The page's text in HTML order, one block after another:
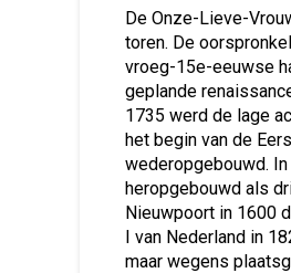
De Onze-Lieve-
toren. De
vroeg-15e-eeuwse
geplande
1735 werd de lage
het begin van de
wederopgebouwd.
heropgebouwd als
Nieuwpoort in 1600
I van Nederland in
maar wegens